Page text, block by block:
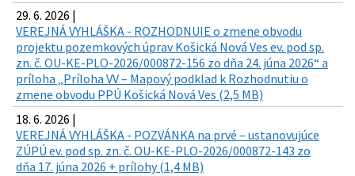
29. 6. 2026 |
VEREJNÁ VYHLÁŠKA - ROZHODNUIE o zmene obvodu
projektu pozemkových úprav Košická Nová Ves ev. pod sp.
zn. č. OU-KE-PLO-2026/000872-156 zo dňa 24. júna 2026“ a
príloha „Príloha VV – Mapový podklad k Rozhodnutiu o
zmene obvodu PPÚ Košická Nová Ves (2,5 MB)
18. 6. 2026 |
VEREJNÁ VYHLÁŠKA - POZVÁNKA na prvé – ustanovujúce
ZÚPÚ ev. pod sp. zn. č. OU-KE-PLO-2026/000872-143 zo
dňa 17. júna 2026 + prílohy (1,4 MB)